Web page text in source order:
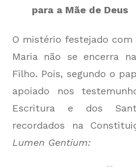
para a Mãe de Deus
O mistério festejado com
Maria não se encerra
Filho. Pois, segundo o
apoiado nos
Escritura e dos
recordados na
Lumen Gentium: